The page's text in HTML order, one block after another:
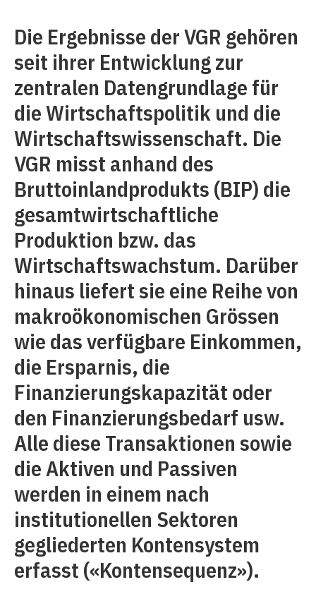
Die Ergebnisse der VGR gehören
seit ihrer Entwicklung zur
zentralen Datengrundlage für
die Wirtschaftspolitik und die
Wirtschaftswissenschaft. Die
VGR misst anhand des
Bruttoinlandprodukts (BIP) die
gesamtwirtschaftliche
Produktion bzw. das
Wirtschaftswachstum. Darüber
hinaus liefert sie eine Reihe von
makroökonomischen Grössen
wie das verfügbare Einkommen,
die Ersparnis, die
Finanzierungskapazität oder
den Finanzierungsbedarf usw.
Alle diese Transaktionen sowie
die Aktiven und Passiven
werden in einem nach
institutionellen Sektoren
gegliederten Kontensystem
erfasst («Kontensequenz»).